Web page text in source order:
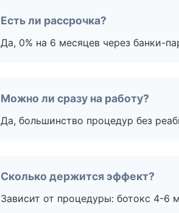
Есть ли рассрочка?
Да, 0% на 6 месяцев через банки-
Можно ли сразу на работу?
Да, большинство процедур без
Сколько держится эффект?
Зависит от процедуры: ботокс 4-6